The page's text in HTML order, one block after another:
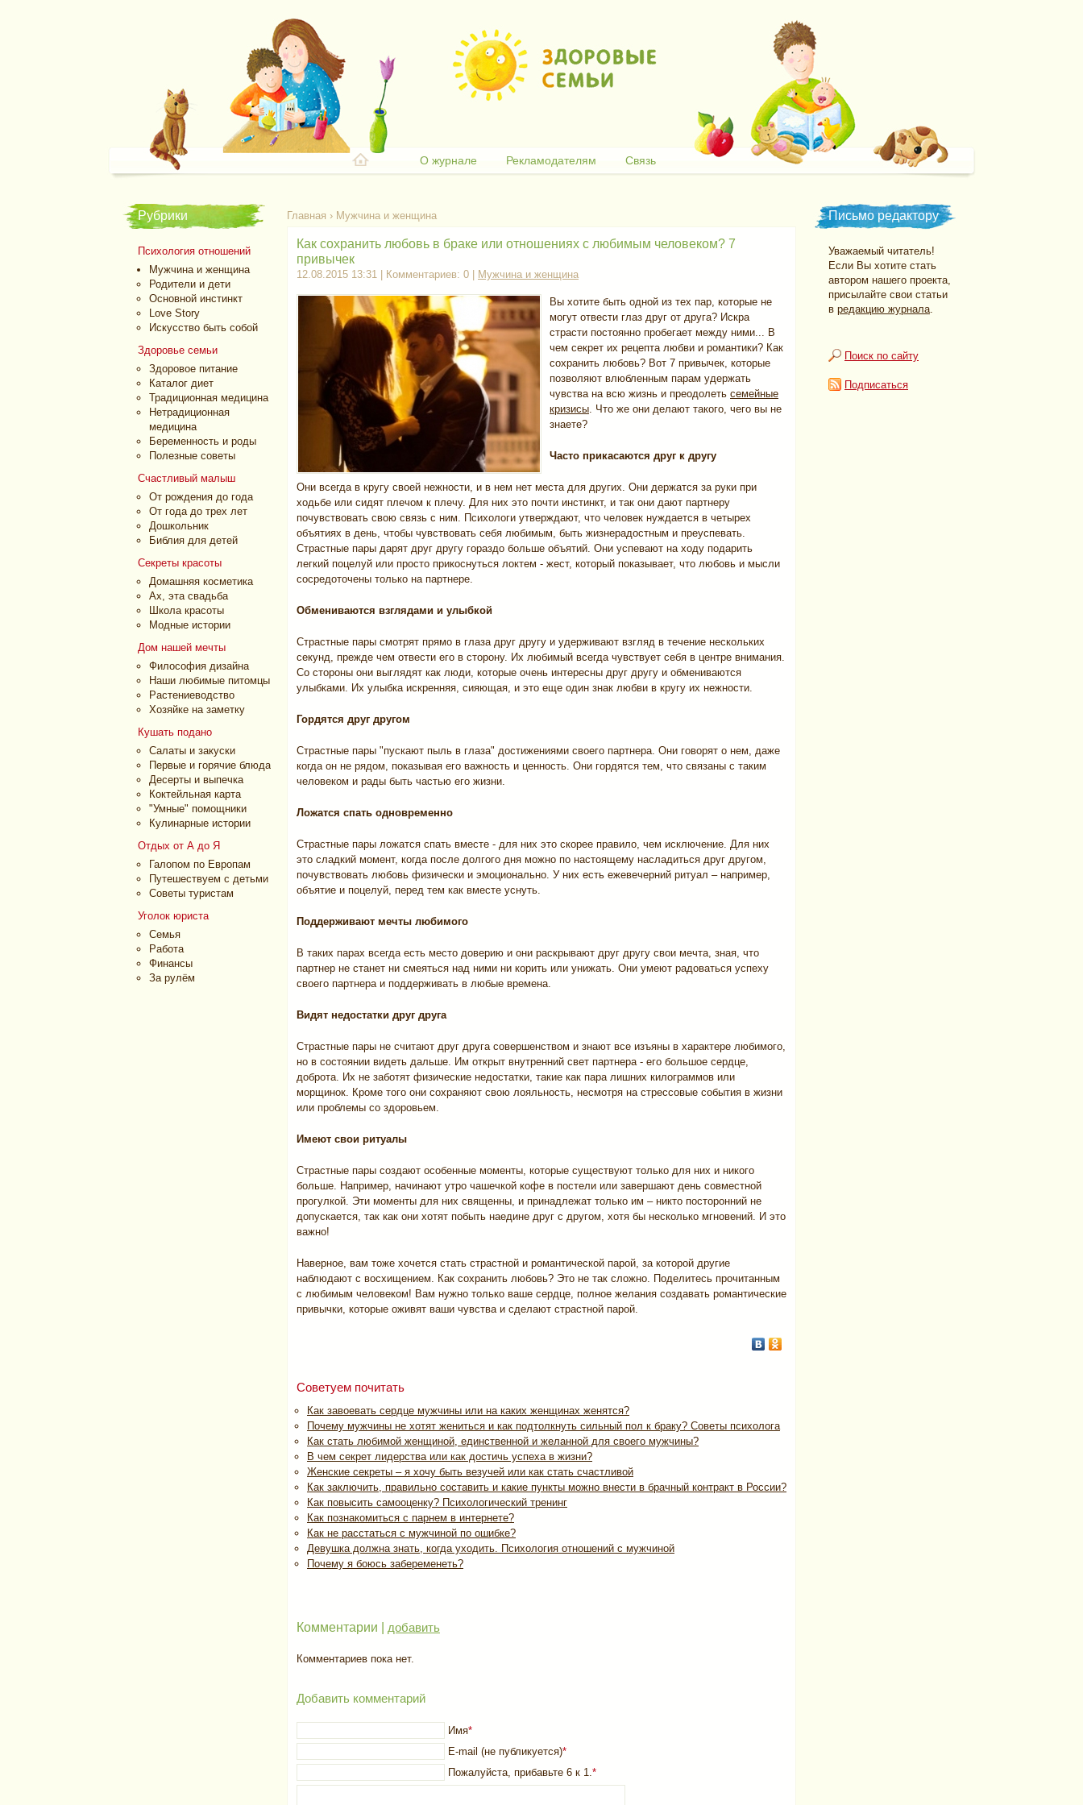
О журнале Рекламодателям Связь
Рубрики
Психология отношений
Мужчина и женщина
Родители и дети
Основной инстинкт
Love Story
Искусство быть собой
Здоровье семьи
Здоровое питание
Каталог диет
Традиционная медицина
Нетрадиционная
медицина
Беременность и роды
Полезные советы
Счастливый малыш
От рождения до года
От года до трех лет
Дошкольник
Библия для детей
Секреты красоты
Домашняя косметика
Ах, эта свадьба
Школа красоты
Модные истории
Дом нашей мечты
Философия дизайна
Наши любимые питомцы
Растениеводство
Хозяйке на заметку
Кушать подано
Салаты и закуски
Первые и горячие блюда
Десерты и выпечка
Коктейльная карта
"Умные" помощники
Кулинарные истории
Отдых от А до Я
Галопом по Европам
Путешествуем с детьми
Советы туристам
Уголок юриста
Семья
Работа
Финансы
За рулём
Письмо редактору
Уважаемый читатель!
Если Вы хотите стать
автором нашего проекта,
присылайте свои статьи
в редакцию журнала.
Поиск по сайту
Подписаться
Главная › Мужчина и женщина
Как сохранить любовь в браке или отношениях с любимым человеком? 7
привычек
12.08.2015 13:31 | Комментариев: 0 | Мужчина и женщина
Вы хотите быть одной из тех пар, которые не
могут отвести глаз друг от друга? Искра
страсти постоянно пробегает между ними... В
чем секрет их рецепта любви и романтики? Как
сохранить любовь? Вот 7 привычек, которые
позволяют влюбленным парам удержать
чувства на всю жизнь и преодолеть семейные
кризисы. Что же они делают такого, чего вы не
знаете?
Часто прикасаются друг к другу
Они всегда в кругу своей нежности, и в нем нет места для других. Они держатся за руки при
ходьбе или сидят плечом к плечу. Для них это почти инстинкт, и так они дают партнеру
почувствовать свою связь с ним. Психологи утверждают, что человек нуждается в четырех
объятиях в день, чтобы чувствовать себя любимым, быть жизнерадостным и преуспевать.
Страстные пары дарят друг другу гораздо больше объятий. Они успевают на ходу подарить
легкий поцелуй или просто прикоснуться локтем - жест, который показывает, что любовь и мысли
сосредоточены только на партнере.
Обмениваются взглядами и улыбкой
Страстные пары смотрят прямо в глаза друг другу и удерживают взгляд в течение нескольких
секунд, прежде чем отвести его в сторону. Их любимый всегда чувствует себя в центре внимания.
Со стороны они выглядят как люди, которые очень интересны друг другу и обмениваются
улыбками. Их улыбка искренняя, сияющая, и это еще один знак любви в кругу их нежности.
Гордятся друг другом
Страстные пары "пускают пыль в глаза" достижениями своего партнера. Они говорят о нем, даже
когда он не рядом, показывая его важность и ценность. Они гордятся тем, что связаны с таким
человеком и рады быть частью его жизни.
Ложатся спать одновременно
Страстные пары ложатся спать вместе - для них это скорее правило, чем исключение. Для них
это сладкий момент, когда после долгого дня можно по настоящему насладиться друг другом,
почувствовать любовь физически и эмоционально. У них есть ежевечерний ритуал – например,
объятие и поцелуй, перед тем как вместе уснуть.
Поддерживают мечты любимого
В таких парах всегда есть место доверию и они раскрывают друг другу свои мечта, зная, что
партнер не станет ни смеяться над ними ни корить или унижать. Они умеют радоваться успеху
своего партнера и поддерживать в любые времена.
Видят недостатки друг друга
Страстные пары не считают друг друга совершенством и знают все изъяны в характере любимого,
но в состоянии видеть дальше. Им открыт внутренний свет партнера - его большое сердце,
доброта. Их не заботят физические недостатки, такие как пара лишних килограммов или
морщинок. Кроме того они сохраняют свою лояльность, несмотря на стрессовые события в жизни
или проблемы со здоровьем.
Имеют свои ритуалы
Страстные пары создают особенные моменты, которые существуют только для них и никого
больше. Например, начинают утро чашечкой кофе в постели или завершают день совместной
прогулкой. Эти моменты для них священны, и принадлежат только им – никто посторонний не
допускается, так как они хотят побыть наедине друг с другом, хотя бы несколько мгновений. И это
важно!
Наверное, вам тоже хочется стать страстной и романтической парой, за которой другие
наблюдают с восхищением. Как сохранить любовь? Это не так сложно. Поделитесь прочитанным
с любимым человеком! Вам нужно только ваше сердце, полное желания создавать романтические
привычки, которые оживят ваши чувства и сделают страстной парой.
Советуем почитать
Как завоевать сердце мужчины или на каких женщинах женятся?
Почему мужчины не хотят жениться и как подтолкнуть сильный пол к браку? Советы психолога
Как стать любимой женщиной, единственной и желанной для своего мужчины?
В чем секрет лидерства или как достичь успеха в жизни?
Женские секреты – я хочу быть везучей или как стать счастливой
Как заключить, правильно составить и какие пункты можно внести в брачный контракт в России?
Как повысить самооценку? Психологический тренинг
Как познакомиться с парнем в интернете?
Как не расстаться с мужчиной по ошибке?
Девушка должна знать, когда уходить. Психология отношений с мужчиной
Почему я боюсь забеременеть?
Комментарии | добавить
Комментариев пока нет.
Добавить комментарий
Имя*
E-mail (не публикуется)*
Пожалуйста, прибавьте 6 к 1.*